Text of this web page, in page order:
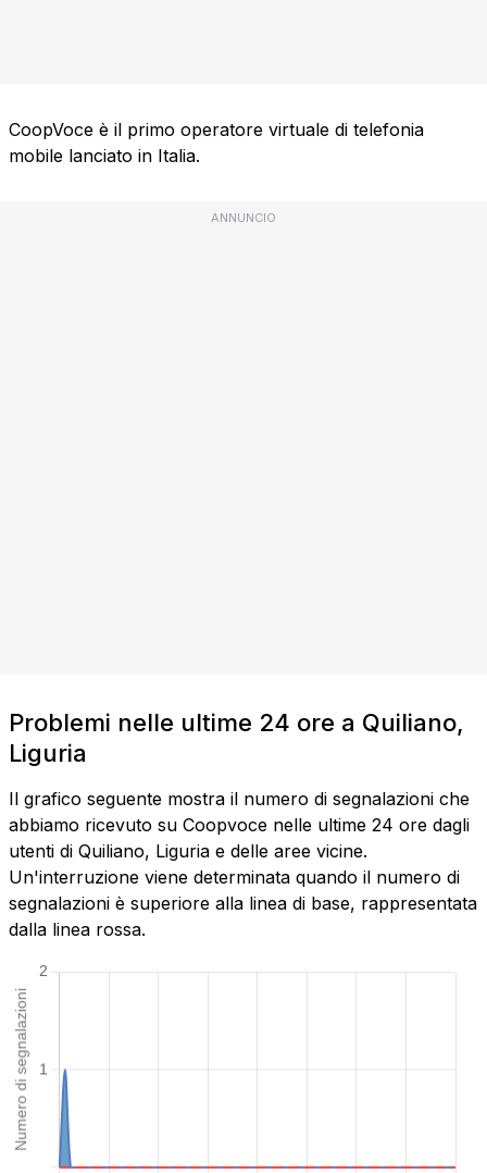
CoopVoce è il primo operatore virtuale di telefonia
mobile lanciato in Italia.
ANNUNCIO
Problemi nelle ultime 24 ore a Quiliano,
Liguria
Il grafico seguente mostra il numero di segnalazioni che
abbiamo ricevuto su Coopvoce nelle ultime 24 ore dagli
utenti di Quiliano, Liguria e delle aree vicine.
Un'interruzione viene determinata quando il numero di
segnalazioni è superiore alla linea di base, rappresentata
dalla linea rossa.